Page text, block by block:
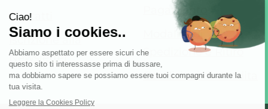
Contatti
Iscrizione alla
Newsletter
Pagamento
Modalità di
Spedizione e Ritiro
Condizioni di Vendita